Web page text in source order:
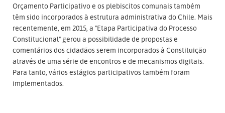
Orçamento Participativo e os plebiscitos comunais também
têm sido incorporados à estrutura administrativa do Chile. Mais
recentemente, em 2015, a "Etapa Participativa do Processo
Constitucional" gerou a possibilidade de propostas e
comentários dos cidadãos serem incorporados à Constituição
através de uma série de encontros e de mecanismos digitais.
Para tanto, vários estágios participativos também foram
implementados.